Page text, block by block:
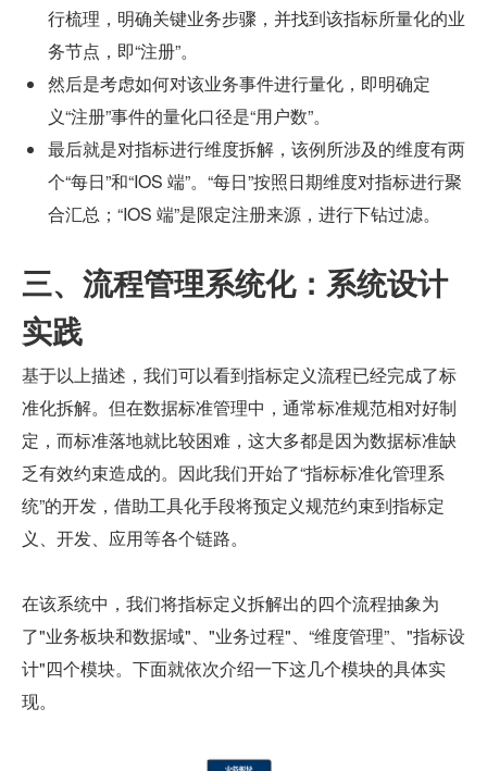
行梳理，明确关键业务步骤，并找到该指标所量化的业
务节点，即“注册”。
然后是考虑如何对该业务事件进行量化，即明确定
义“注册”事件的量化口径是“用户数”。
最后就是对指标进行维度拆解，该例所涉及的维度有两
个“每日”和“IOS 端”。“每日”按照日期维度对指标进行聚
合汇总；“IOS 端”是限定注册来源，进行下钻过滤。
三、流程管理系统化：系统设计
实践
基于以上描述，我们可以看到指标定义流程已经完成了标
准化拆解。但在数据标准管理中，通常标准规范相对好制
定，而标准落地就比较困难，这大多都是因为数据标准缺
乏有效约束造成的。因此我们开始了“指标标准化管理系
统”的开发，借助工具化手段将预定义规范约束到指标定
义、开发、应用等各个链路。
在该系统中，我们将指标定义拆解出的四个流程抽象为
了"业务板块和数据域"、"业务过程"、“维度管理”、"指标设
计"四个模块。下面就依次介绍一下这几个模块的具体实
现。